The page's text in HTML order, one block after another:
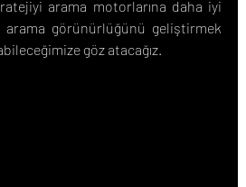
arama motorlarına daha iyi
görünürlüğünü geliştirmek
göz atacağız.